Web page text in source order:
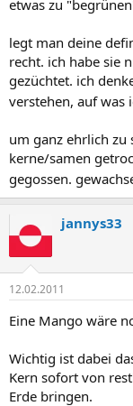
etwas zu
legt man deine
recht. ich habe sie
gezüchtet. ich
verstehen, auf was
um ganz ehrlich zu
kerne/samen
gegossen.
jannys33
12.02.2011
Eine Mango wäre
Wichtig ist dabei
Kern sofort von
Erde bringen.